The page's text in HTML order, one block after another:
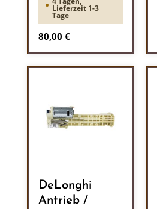
Lieferzeit 1-3
Tage
Regulärer Preis:
80,00 €
DeLonghi
Antrieb /